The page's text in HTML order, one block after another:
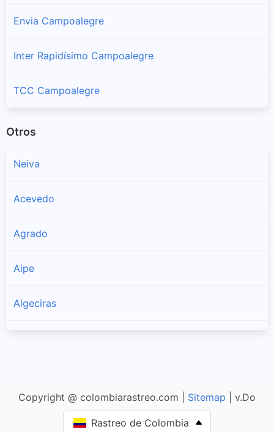
Envia Campoalegre
Inter Rapidísimo Campoalegre
TCC Campoalegre
Otros
Neiva
Acevedo
Agrado
Aipe
Algeciras
Copyright @ colombiarastreo.com | Sitemap | v.Do
Rastreo de Colombia